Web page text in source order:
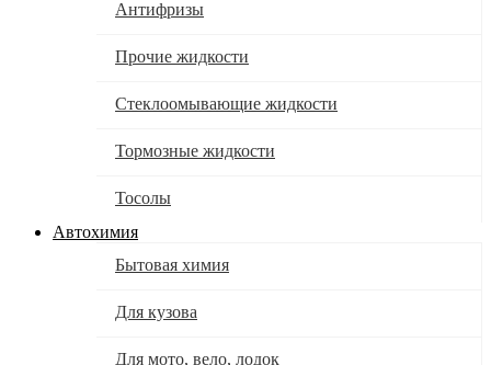
Антифризы
Прочие жидкости
Стеклоомывающие жидкости
Тормозные жидкости
Тосолы
Автохимия
Бытовая химия
Для кузова
Для мото, вело, лодок